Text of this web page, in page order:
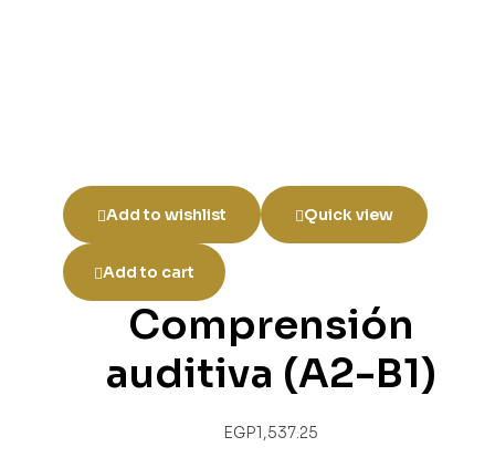
Add to wishlist Quick view
Add to cart
Comprensión
auditiva (A2-B1)
EGP1,537.25